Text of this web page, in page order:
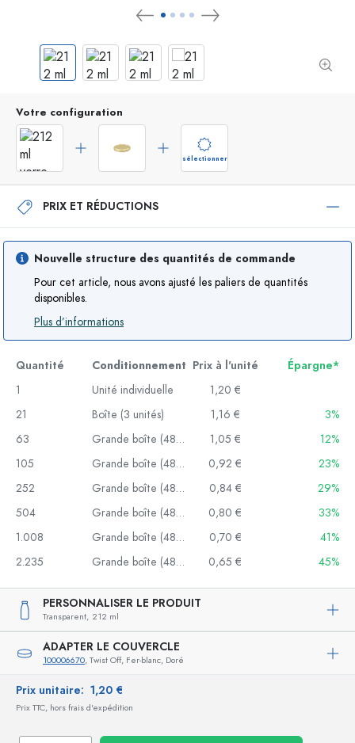
Votre configuration
sélectionner
PRIX ET RÉDUCTIONS
Nouvelle structure des quantités de commande
Pour cet article, nous avons ajusté les paliers de quantités
disponibles.
Plus d’informations
Quantité Conditionnement Prix à l'unité
Épargne*
1
Unité individuelle
1,20 €
21
Boîte (3 unités) 1,16 €
3%
63
Grande boîte (48 unités) 1,05 €
12%
105
Grande boîte (48 unités) 0,92 €
23%
252
Grande boîte (48 unités) 0,84 €
29%
504
Grande boîte (48 unités) 0,80 €
33%
1.008
Grande boîte (48 unités) 0,70 €
41%
2.235
Grande boîte (48 unités) 0,65 € 45%
PERSONNALISER LE PRODUIT
Transparent, 212 ml
ADAPTER LE COUVERCLE
100006670, Twist Off, Fer-blanc, Doré
Prix unitaire: 1,20 €
Prix TTC, hors frais d'expédition